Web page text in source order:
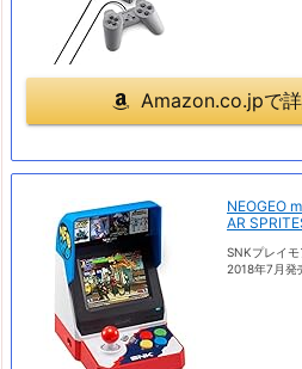
Amazon.co.jpで
NEOGEO
AR
SNKプレイモ
2018年7月発